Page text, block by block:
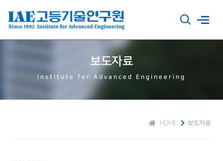
보도자료
Institute for Advanced Engineering
보도자료
HOME